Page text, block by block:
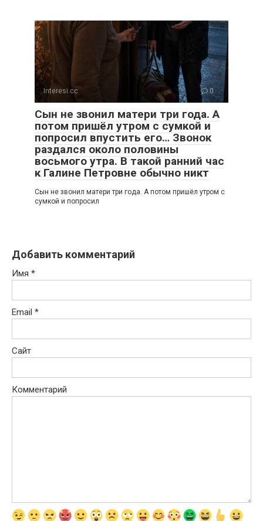
Interesi.cc 0
Сын не звонил матери три года. А
потом пришёл утром с сумкой и
попросил впустить его… Звонок
раздался около половины
восьмого утра. В такой ранний час
к Галине Петровне обычно никт
Сын не звонил матери три года. А потом пришёл утром с
сумкой и попросил
Добавить комментарий
Имя *
Email *
Сайт
Комментарий